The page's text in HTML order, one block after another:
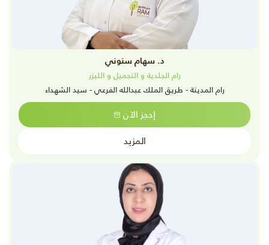
د. سهام سنوني
رام الجلدية و التجميل و الليزر
رام المدينة - طريق الملك عبدالله الفرعي - سيد الشهداء
إحجز الآن
المزيد